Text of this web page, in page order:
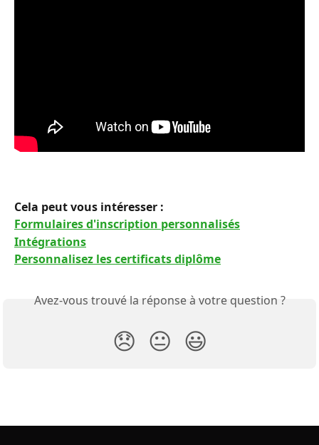
Cela peut vous intéresser :
Formulaires d'inscription personnalisés
Intégrations
Personnalisez les certificats diplôme
Avez-vous trouvé la réponse à votre question ?
😞 😐 😃